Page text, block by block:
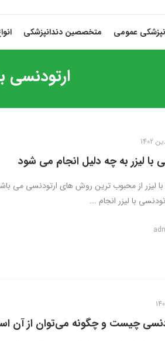
عمومی متخصصین دندانپزشکی
ارتودنسی
با لیزر به چه دلیل انجام می شود
لیزر از محبوب ترین روش های ارتودنسی می
با لیزر انجام ...
چیست و چگونه می‌توان از آن